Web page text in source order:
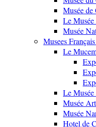
Musée
Le
Musée
Musees
Le
Le
Musée
Musée
Hotel de